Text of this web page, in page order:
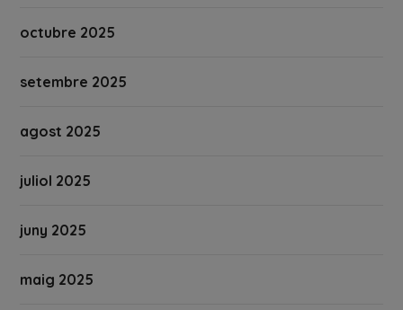
octubre 2025
setembre 2025
agost 2025
juliol 2025
juny 2025
maig 2025